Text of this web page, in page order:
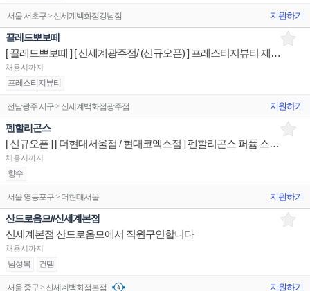
서울 서초구 > 신세계백화점강남점 지원하기
끌레드뽀보떼
[ 끌레드뽀보떼 ] [ 신세계광주점/ (신규오픈) ] 프레스티지뷰티 제품디스플레이 매장판매사원
채용시까지
프레스티지뷰티
전남광주 서구 > 신세계백화점광주점 지원하기
펜할리곤스
[ 신규오픈 ] [ 더현대서울점 / 현대코엑스점 ] 펜할리곤스 퍼퓸 스페셜리스트 매장판매사원
채용시까지
향수
서울 영등포구 > 더현대서울 지원하기
산드로옴므//신세계본점
신세계본점 산드로옴므에서 직원구인합니다
채용시까지
남성복 컨템
서울 중구 > 신세계백화점본점 지원하기